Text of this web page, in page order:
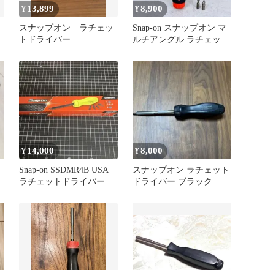
¥ 13,899
スナップオン ラチェッ
トドライバー
イエロー 黄色
¥8,900
Snap-on スナップオン マ
ルチアングル ラチェット
¥14,000
Snap-on SSDMR4B USA
ラチェットドライバー
¥8,000
スナップオン ラチェット
ドライバー ブラック